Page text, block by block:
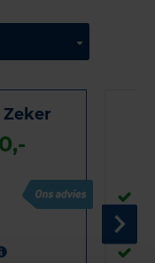
Zeker